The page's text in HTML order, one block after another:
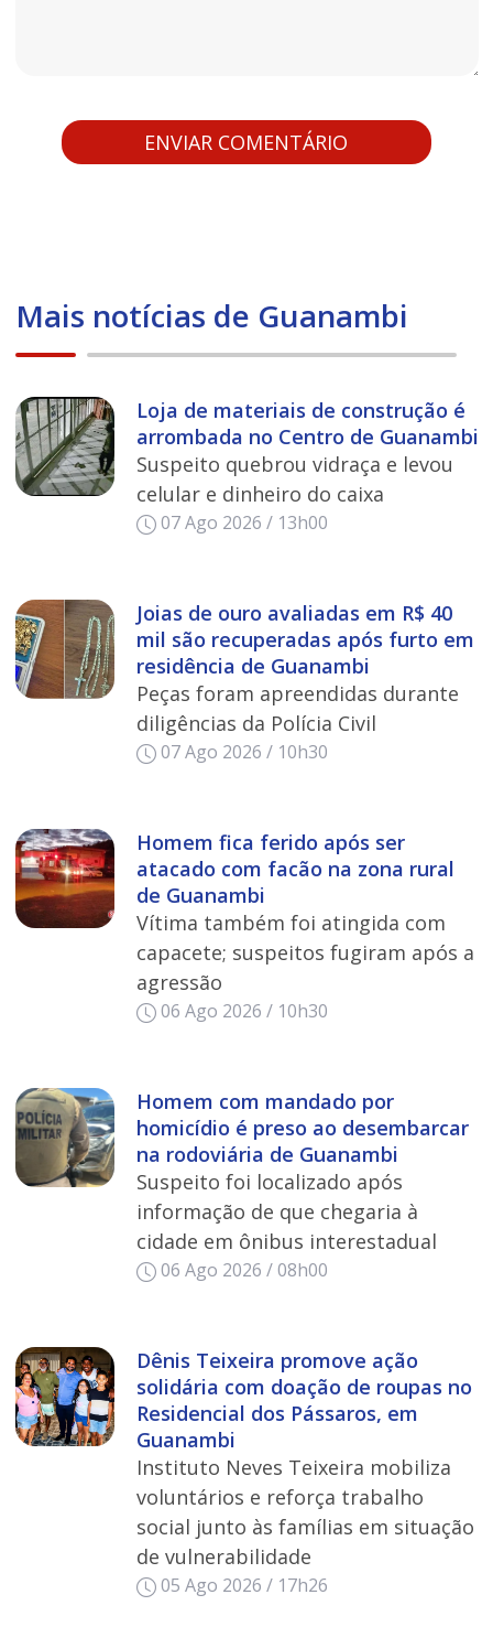
Mais notícias de Guanambi
Loja de materiais de construção é
arrombada no Centro de Guanambi
Suspeito quebrou vidraça e levou
celular e dinheiro do caixa
07 Ago 2026 / 13h00
Joias de ouro avaliadas em R$ 40
mil são recuperadas após furto em
residência de Guanambi
Peças foram apreendidas durante
diligências da Polícia Civil
07 Ago 2026 / 10h30
Homem fica ferido após ser
atacado com facão na zona rural
de Guanambi
Vítima também foi atingida com
capacete; suspeitos fugiram após a
agressão
06 Ago 2026 / 10h30
Homem com mandado por
homicídio é preso ao desembarcar
na rodoviária de Guanambi
Suspeito foi localizado após
informação de que chegaria à
cidade em ônibus interestadual
06 Ago 2026 / 08h00
Dênis Teixeira promove ação
solidária com doação de roupas no
Residencial dos Pássaros, em
Guanambi
Instituto Neves Teixeira mobiliza
voluntários e reforça trabalho
social junto às famílias em situação
de vulnerabilidade
05 Ago 2026 / 17h26